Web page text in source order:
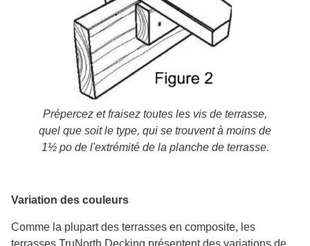
Prépercez et fraisez toutes les vis de terrasse,
quel que soit le type, qui se trouvent à moins de
1½ po de l'extrémité de la planche de terrasse.
Variation des couleurs
Comme la plupart des terrasses en composite, les
terrasses TruNorth Decking présentent des variations de